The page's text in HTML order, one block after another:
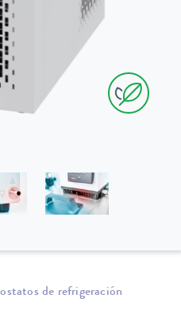
de refrigeración